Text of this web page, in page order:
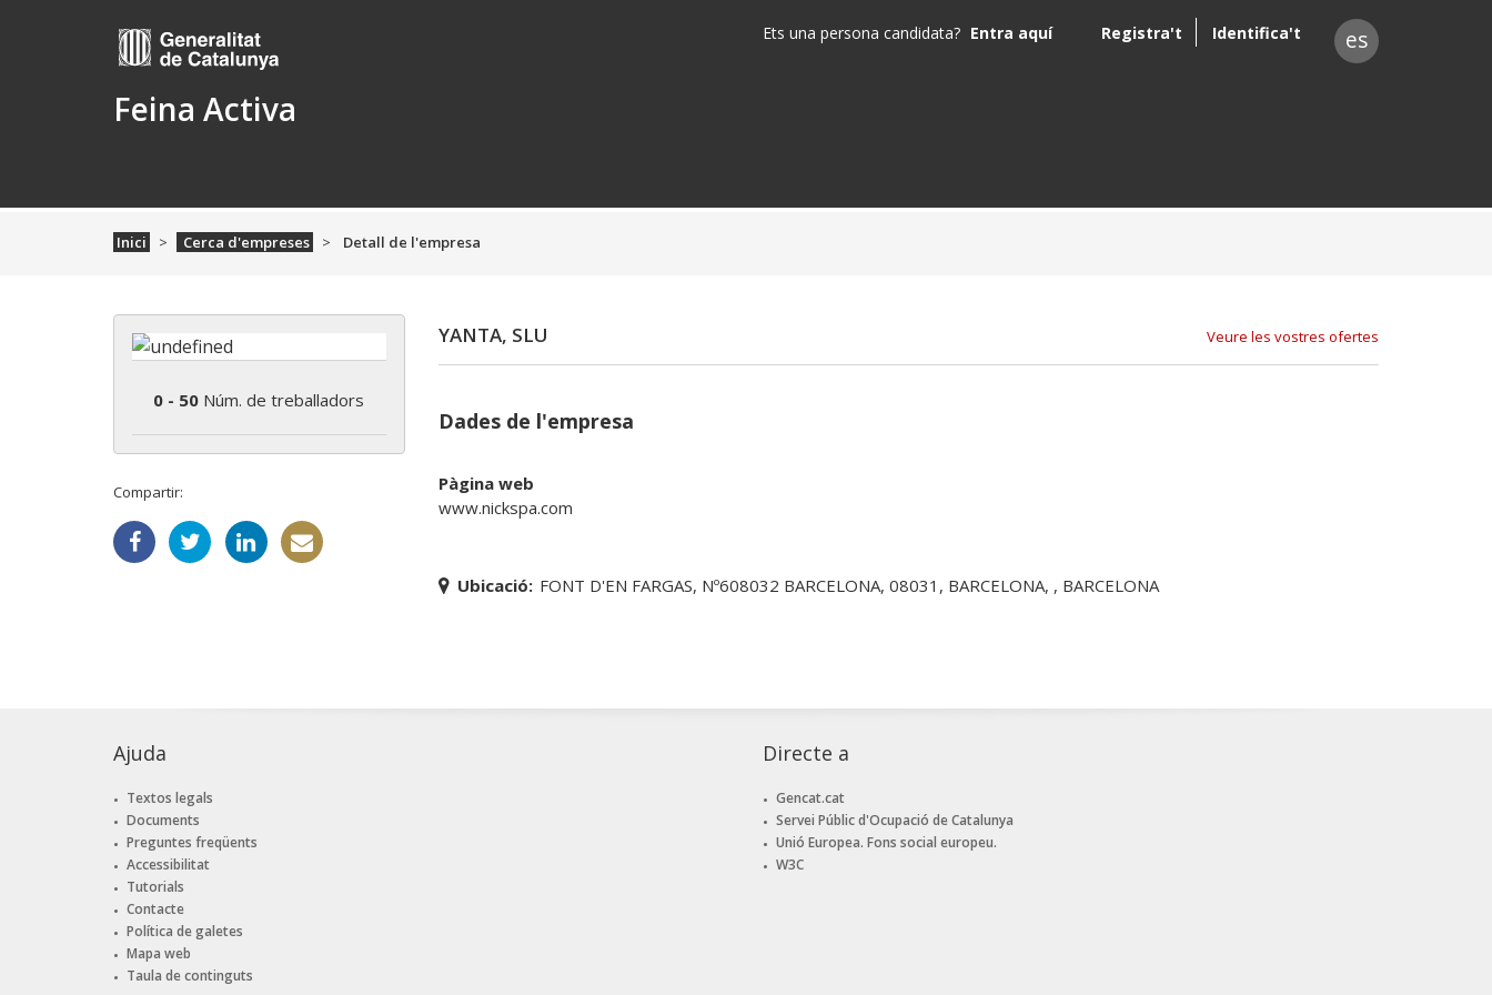
Feina Activa
Ets una persona candidata? Entra aquí Registra't Identifica't es
Inici Cerca d'empreses Detall de l'empresa
0 - 50 Núm. de treballadors
Compartir:
YANTA, SLU Veure les vostres ofertes
Dades de l'empresa
Pàgina web
www.nickspa.com
Ubicació: FONT D'EN FARGAS, Nº608032 BARCELONA, 08031, BARCELONA, , BARCELONA
Ajuda
Textos legals
Documents
Preguntes freqüents
Accessibilitat
Tutorials
Contacte
Política de galetes
Mapa web
Taula de continguts
Directe a
Gencat.cat
Servei Públic d'Ocupació de Catalunya
Unió Europea. Fons social europeu.
W3C